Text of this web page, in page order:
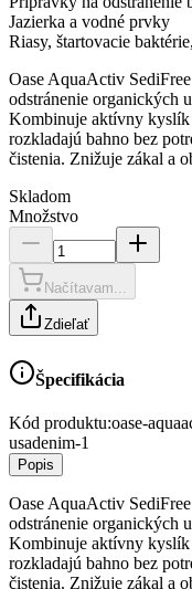
Jazierka a vodné prvky
Riasy, štartovacie
Oase AquaActiv
odstránenie organických
Kombinuje aktívny kyslík
rozkladajú bahno bez
čistenia. Znižuje zákal a
Skladom
Množstvo
Načítavam...
Zdieľať
Špecifikácia
Kód produktu:oase-
usadenim-1
Popis
Oase AquaActiv
odstránenie organických
Kombinuje aktívny kyslík
rozkladajú bahno bez
čistenia. Znižuje zákal a